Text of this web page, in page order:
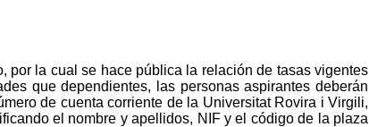
por la cual se hace pública la relación de tasas vigentes
que dependientes, las personas aspirantes deberán
de cuenta corriente de la Universitat Rovira i Virgili,
el nombre y apellidos, NIF y el código de la plaza